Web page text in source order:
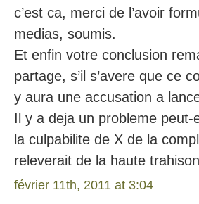
c’est ca, merci de l’avoir
medias, soumis.
Et enfin votre conclusion
partage, s’il s’avere que ce
y aura une accusation a
Il y a deja un probleme
la culpabilite de X de la
releverait de la haute
février 11th, 2011 at 3:04